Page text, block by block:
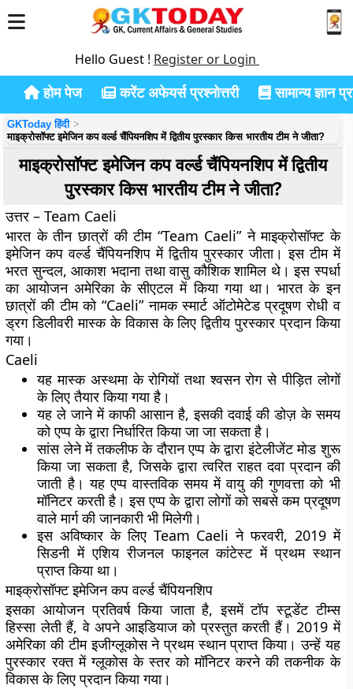
Hello Guest ! Register or Login
होम पेज करेंट अफेयर्स प्रश्नोत्तरी सामान्य ज्ञान
GKToday हिंदी
माइक्रोसॉफ्ट इमेजिन कप वर्ल्ड चैंपियनशिप में द्वितीय पुरस्कार किस भारतीय टीम ने जीता?
माइक्रोसॉफ्ट इमेजिन कप वर्ल्ड चैंपियनशिप में द्वितीय
पुरस्कार किस भारतीय टीम ने जीता?
उत्तर – Team Caeli
भारत के तीन छात्रों की टीम “Team Caeli” ने माइक्रोसॉफ्ट के
इमेजिन कप वर्ल्ड चैंपियनशिप में द्वितीय पुरस्कार जीता। इस टीम में
भरत सुन्दल, आकाश भदाना तथा वासु कौशिक शामिल थे। इस स्पर्धा
का आयोजन अमेरिका के सीएटल में किया गया था। भारत के इन
छात्रों की टीम को “Caeli” नामक स्मार्ट ऑटोमेटेड प्रदूषण रोधी व
ड्रग डिलीवरी मास्क के विकास के लिए द्वितीय पुरस्कार प्रदान किया
गया।
Caeli
यह मास्क अस्थमा के रोगियों तथा श्वसन रोग से पीड़ित लोगों
के लिए तैयार किया गया है।
यह ले जाने में काफी आसान है, इसकी दवाई की डोज़ के समय
को एप्प के द्वारा निर्धारित किया जा जा सकता है।
सांस लेने में तकलीफ के दौरान एप्प के द्वारा इंटेलीजेंट मोड शुरू
किया जा सकता है, जिसके द्वारा त्वरित राहत दवा प्रदान की
जाती है। यह एप्प वास्तविक समय में वायु की गुणवत्ता को भी
मॉनिटर करती है। इस एप्प के द्वारा लोगों को सबसे कम प्रदूषण
वाले मार्ग की जानकारी भी मिलेगी।
इस अविष्कार के लिए Team Caeli ने फरवरी, 2019 में
सिडनी में एशिय रीजनल फाइनल कांटेस्ट में प्रथम स्थान
प्राप्त किया था।
माइक्रोसॉफ्ट इमेजिन कप वर्ल्ड चैंपियनशिप
इसका आयोजन प्रतिवर्ष किया जाता है, इसमें टॉप स्टूडेंट टीम्स
हिस्सा लेती हैं, वे अपने आइडियाज को प्रस्तुत करती हैं। 2019 में
अमेरिका की टीम इजीग्लूकोस ने प्रथम स्थान प्राप्त किया। उन्हें यह
पुरस्कार रक्त में ग्लूकोस के स्तर को मॉनिटर करने की तकनीक के
विकास के लिए प्रदान किया गया।